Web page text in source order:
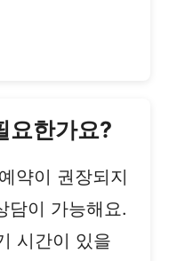
요한가요?
약이 권장되지
담이 가능해요.
시간이 있을